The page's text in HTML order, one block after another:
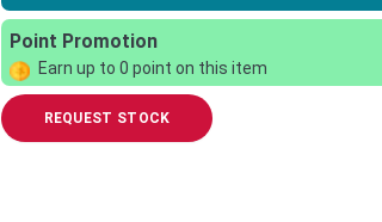
Point Promotion
Earn up to 0 point on this item
REQUEST STOCK